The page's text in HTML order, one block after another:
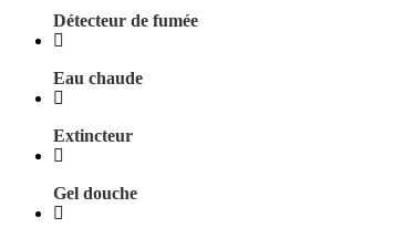
Détecteur de fumée
Eau chaude
Extincteur
Gel douche